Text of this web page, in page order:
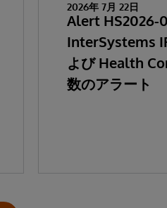
2026年 7月 22日
Alert HS2026-
InterSystems
よび Health
数のアラート